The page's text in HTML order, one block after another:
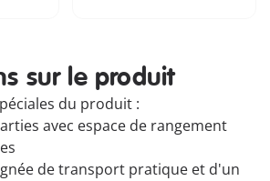
sur le produit
du produit :
avec espace de rangement
de transport pratique et d'un